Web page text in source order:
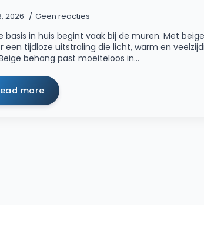
2026 Geen reacties
basis in huis begint vaak bij de muren. Met
een tijdloze uitstraling die licht, warm en
behang past moeiteloos in…
more